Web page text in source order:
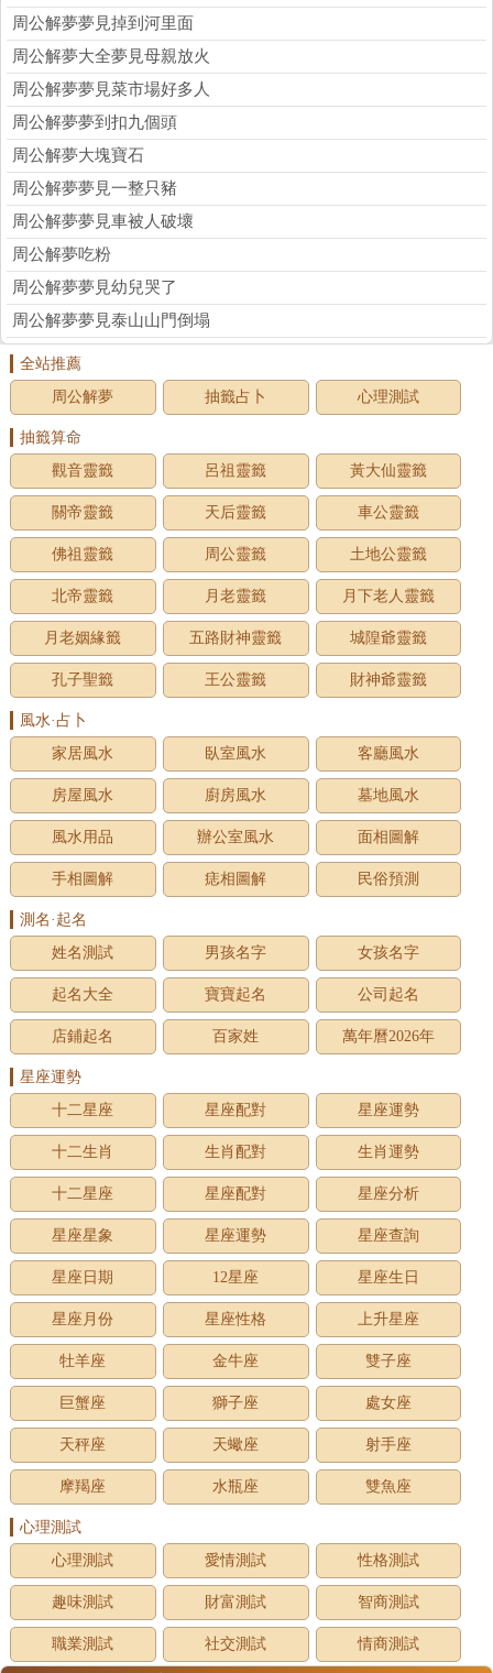
周公解夢夢見掉到河里面
周公解夢大全夢見母親放火
周公解夢夢見菜市場好多人
周公解夢夢到扣九個頭
周公解夢大塊寶石
周公解夢夢見一整只豬
周公解夢夢見車被人破壞
周公解夢吃粉
周公解夢夢見幼兒哭了
周公解夢夢見泰山山門倒塌
全站推薦
周公解夢
抽籤占卜 心理測試
抽籤算命
觀音靈籤
呂祖靈籤 黃大仙靈籤
關帝靈籤 天后靈籤 車公靈籤
佛祖靈籤 周公靈籤 土地公靈籤
北帝靈籤 月老靈籤 月下老人靈籤
月老姻緣籤 五路財神靈籤 城隍爺靈籤
孔子聖籤 王公靈籤 財神爺靈籤
風水·占卜
家居風水
臥室風水 客廳風水
房屋風水 廚房風水 墓地風水
風水用品 辦公室風水 面相圖解
手相圖解 痣相圖解 民俗預測
測名·起名
姓名測試
男孩名字 女孩名字
起名大全 寶寶起名 公司起名
店鋪起名 百家姓 萬年曆2026年
星座運勢
十二星座
星座配對 星座運勢
十二生肖 生肖配對 生肖運勢
十二星座 星座配對 星座分析
星座星象 星座運勢 星座查詢
星座日期 12星座 星座生日
星座月份 星座性格 上升星座
牡羊座 金牛座 雙子座
巨蟹座 獅子座 處女座
天秤座 天蠍座 射手座
摩羯座 水瓶座 雙魚座
心理測試
心理測試
愛情測試 性格測試
趣味測試 財富測試 智商測試
職業測試 社交測試 情商測試